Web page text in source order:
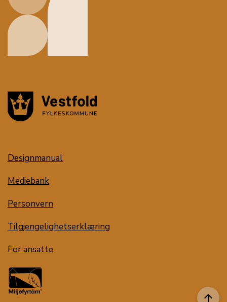
arrow_upward
Designmanual
Mediebank
Personvern
Tilgjengelighetserklæring
For ansatte